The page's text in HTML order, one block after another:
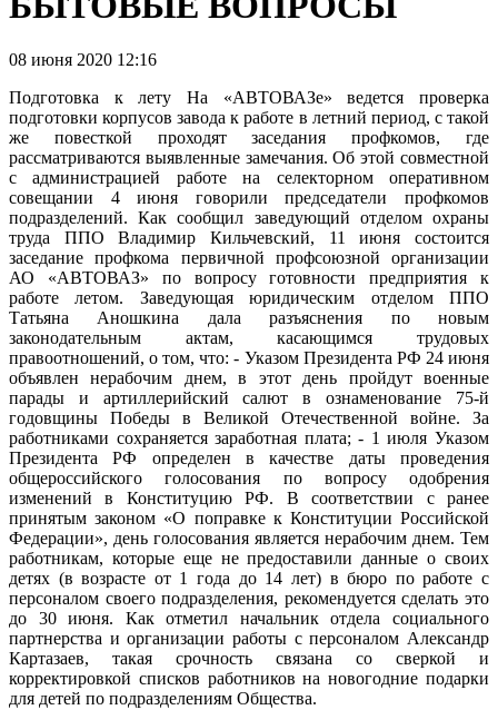
08 июня 2020 12:16
Подготовка к лету На «АВТОВАЗе» ведется проверка
подготовки корпусов завода к работе в летний период, с такой
же повесткой проходят заседания профкомов, где
рассматриваются выявленные замечания. Об этой совместной
с администрацией работе на селекторном оперативном
совещании 4 июня говорили председатели профкомов
подразделений. Как сообщил заведующий отделом охраны
труда ППО Владимир Кильчевский, 11 июня состоится
заседание профкома первичной профсоюзной организации
АО «АВТОВАЗ» по вопросу готовности предприятия к
работе летом. Заведующая юридическим отделом ППО
Татьяна Аношкина дала разъяснения по новым
законодательным актам, касающимся трудовых
правоотношений, о том, что: - Указом Президента РФ 24 июня
объявлен нерабочим днем, в этот день пройдут военные
парады и артиллерийский салют в ознаменование 75-й
годовщины Победы в Великой Отечественной войне. За
работниками сохраняется заработная плата; - 1 июля Указом
Президента РФ определен в качестве даты проведения
общероссийского голосования по вопросу одобрения
изменений в Конституцию РФ. В соответствии с ранее
принятым законом «О поправке к Конституции Российской
Федерации», день голосования является нерабочим днем. Тем
работникам, которые еще не предоставили данные о своих
детях (в возрасте от 1 года до 14 лет) в бюро по работе с
персоналом своего подразделения, рекомендуется сделать это
до 30 июня. Как отметил начальник отдела социального
партнерства и организации работы с персоналом Александр
Картазаев, такая срочность связана со сверкой и
корректировкой списков работников на новогодние подарки
для детей по подразделениям Общества.